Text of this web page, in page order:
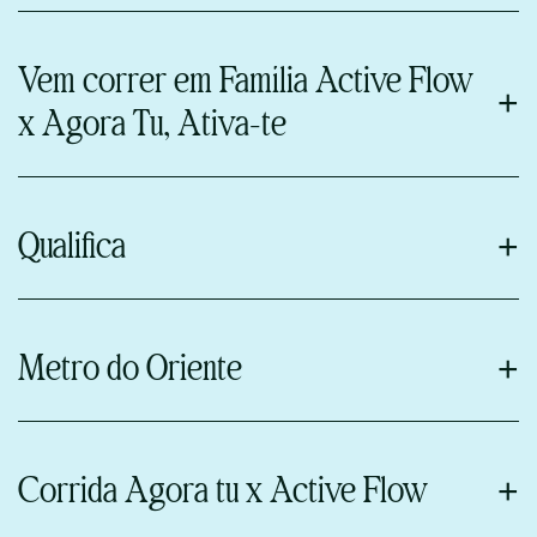
Local: Coimbra
Vem correr em Família Active Flow
x Agora Tu, Ativa-te
Local: Estação Fluvial de Belém, ás 09h00
Qualifica
Local: Exponor, Matosinhos
Metro do Oriente
Local: Linha do Metro do Oriente
Corrida Agora tu x Active Flow